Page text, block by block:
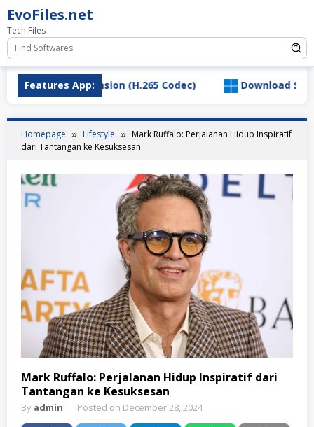
Skip
to
content
EvoFiles.net
Tech Files
Features App:
Video Extension (H.265 Codec) Download
Homepage Lifestyle
Mark Ruffalo: Perjalanan Hidup Inspiratif
dari Tantangan ke Kesuksesan
Mark Ruffalo: Perjalanan Hidup Inspiratif dari
Tantangan ke Kesuksesan
By admin Posted on December 28, 2024